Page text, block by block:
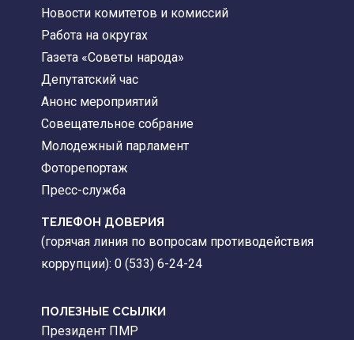
Новости комитетов и комиссий
Работа на округах
Газета «Советы народа»
Депутатский час
Анонс мероприятий
Совещательное собрание
Молодежный парламент
Фоторепортаж
Пресс-служба
ТЕЛЕФОН ДОВЕРИЯ
(горячая линия по вопросам противодействия
коррупции): 0 (533) 6-24-24
ПОЛЕЗНЫЕ ССЫЛКИ
Президент ПМР